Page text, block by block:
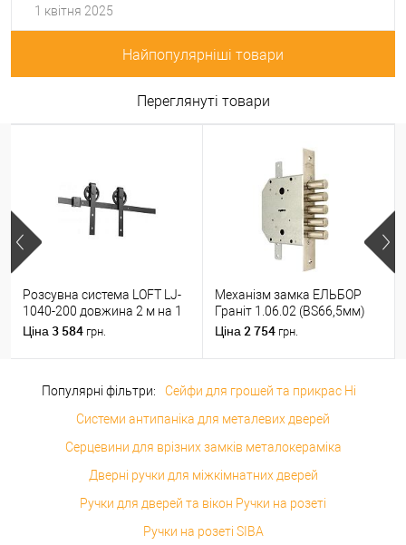
1 квітня 2025
Найпопулярніші товари
Переглянуті товари
Розсувна система LOFT LJ-
1040-200 довжина 2 м на 1
полотно вагою до 100 кг
Ціна 3 584 грн.
Механізм замка ЕЛЬБОР
Граніт 1.06.02 (BS66,5мм)
(н)
Ціна 2 754 грн.
Популярні фільтри:
Сейфи для грошей та прикрас Ні
Системи антипаніка для металевих дверей
Серцевини для врізних замків металокераміка
Дверні ручки для міжкімнатних дверей
Ручки для дверей та вікон Ручки на розеті
Ручки на розеті SIBA